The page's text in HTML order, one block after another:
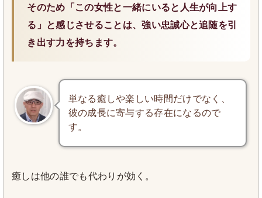
そのため「この女性と一緒にいると人生が向上す
る」と感じさせることは、強い忠誠心と追随を引
き出す力を持ちます。
単なる癒しや楽しい時間だけでなく、
彼の成長に寄与する存在になるので
す。
癒しは他の誰でも代わりが効く。